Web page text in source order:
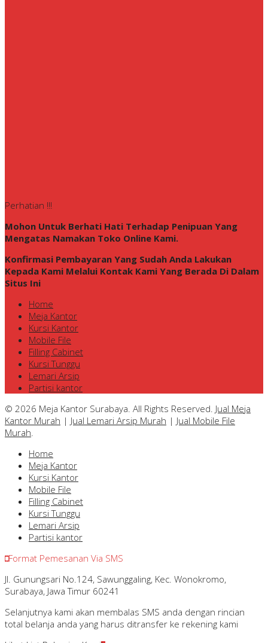
Perhatian !!!
Mohon Untuk Berhati Hati Terhadap Penipuan Yang
Mengatas Namakan Toko Online Kami.
Konfirmasi Pembayaran Yang Sudah Anda Lakukan
Kepada Kami Melalui Kontak Kami Yang Berada Di Dalam
Situs Ini
Home
Meja Kantor
Kursi Kantor
Mobile File
Filling Cabinet
Kursi Tunggu
Lemari Arsip
Partisi kantor
© 2026 Meja Kantor Surabaya. All Rights Reserved. Jual Meja
Kantor Murah | Jual Lemari Arsip Murah | Jual Mobile File
Murah
Home
Meja Kantor
Kursi Kantor
Mobile File
Filling Cabinet
Kursi Tunggu
Lemari Arsip
Partisi kantor
Format Pemesanan Via SMS
Jl. Gunungsari No.124, Sawunggaling, Kec. Wonokromo,
Surabaya, Jawa Timur 60241
Selanjutnya kami akan membalas SMS anda dengan rincian
total belanja anda yang harus ditransfer ke rekening kami